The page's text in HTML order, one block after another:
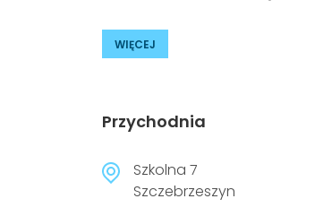
WIĘCEJ
Przychodnia
Szkolna 7
Szczebrzeszyn